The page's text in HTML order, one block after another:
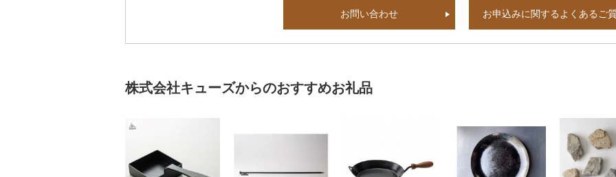
お問い合わせ お申込みに関するよくあるご
株式会社キューズからのおすすめお礼品